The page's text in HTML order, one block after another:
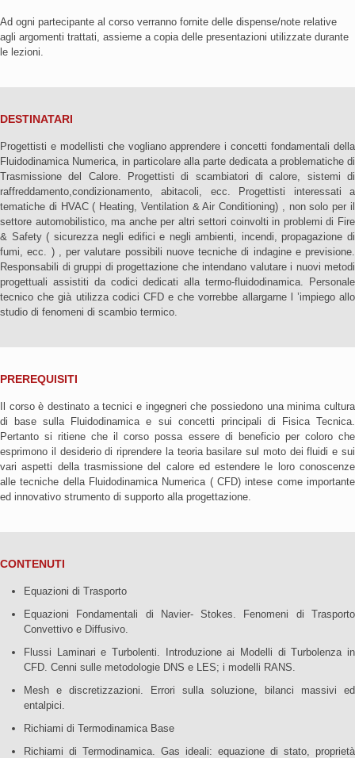
Ad ogni partecipante al corso verranno fornite delle dispense/note relative
agli argomenti trattati, assieme a copia delle presentazioni utilizzate durante
le lezioni.
DESTINATARI
Progettisti e modellisti che vogliano apprendere i concetti fondamentali della
Fluidodinamica Numerica, in particolare alla parte dedicata a problematiche di
Trasmissione del Calore. Progettisti di scambiatori di calore, sistemi di
raffreddamento,condizionamento, abitacoli, ecc. Progettisti interessati a
tematiche di HVAC ( Heating, Ventilation & Air Conditioning) , non solo per il
settore automobilistico, ma anche per altri settori coinvolti in problemi di Fire
& Safety ( sicurezza negli edifici e negli ambienti, incendi, propagazione di
fumi, ecc. ) , per valutare possibili nuove tecniche di indagine e previsione.
Responsabili di gruppi di progettazione che intendano valutare i nuovi metodi
progettuali assistiti da codici dedicati alla termo-fluidodinamica. Personale
tecnico che già utilizza codici CFD e che vorrebbe allargarne l ’impiego allo
studio di fenomeni di scambio termico.
PREREQUISITI
Il corso è destinato a tecnici e ingegneri che possiedono una minima cultura
di base sulla Fluidodinamica e sui concetti principali di Fisica Tecnica.
Pertanto si ritiene che il corso possa essere di beneficio per coloro che
esprimono il desiderio di riprendere la teoria basilare sul moto dei fluidi e sui
vari aspetti della trasmissione del calore ed estendere le loro conoscenze
alle tecniche della Fluidodinamica Numerica ( CFD) intese come importante
ed innovativo strumento di supporto alla progettazione.
CONTENUTI
Equazioni di Trasporto
Equazioni Fondamentali di Navier- Stokes. Fenomeni di Trasporto
Convettivo e Diffusivo.
Flussi Laminari e Turbolenti. Introduzione ai Modelli di Turbolenza in
CFD. Cenni sulle metodologie DNS e LES; i modelli RANS.
Mesh e discretizzazioni. Errori sulla soluzione, bilanci massivi ed
entalpici.
Richiami di Termodinamica Base
Richiami di Termodinamica. Gas ideali: equazione di stato, proprietà